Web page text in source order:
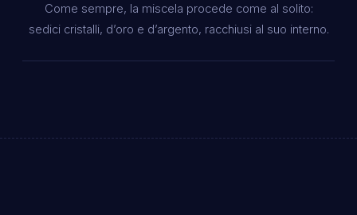
Come sempre, la miscela procede come al solito:
sedici cristalli, d’oro e d’argento, racchiusi al suo interno.